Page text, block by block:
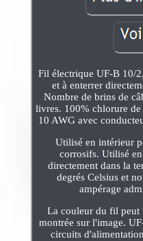
Fil électrique UF-B 10/
et à enterrer
Nombre de brins de
livres. 100% chlorure
10 AWG avec
Utilisé en intérieur
corrosifs. Utilisé
directement dans la
degrés Celsius et
ampérage
La couleur du fil peut
montrée sur l'image.
circuits